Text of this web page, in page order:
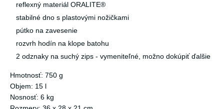
reflexný materiál ORALITE®
stabilné dno s plastovými nožičkami
pútko na zavesenie
rozvrh hodín na klope batohu
2 odznaky na suchý zips - vymeniteľné, možno dokúpiť ďalšie
Hmotnosť: 750 g
Objem: 15 l
Nosnosť: 6 kg